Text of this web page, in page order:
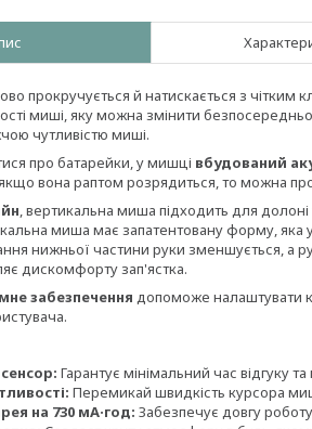
прокручується й натискається з чітким
миші, яку можна змінити
чутливістю миші.
про батарейки, у мишці вбудований
вона раптом розрядиться, то можна
, вертикальна миша підходить для
миша має запатентовану форму,
нижньої частини руки зменшується, а
дискомфорту зап'ястка.
забезпечення допоможе налаштувати
Гарантує мінімальний час відгуку
Перемикай швидкість курсора
на 730 мА·год: Забезпечує довгу